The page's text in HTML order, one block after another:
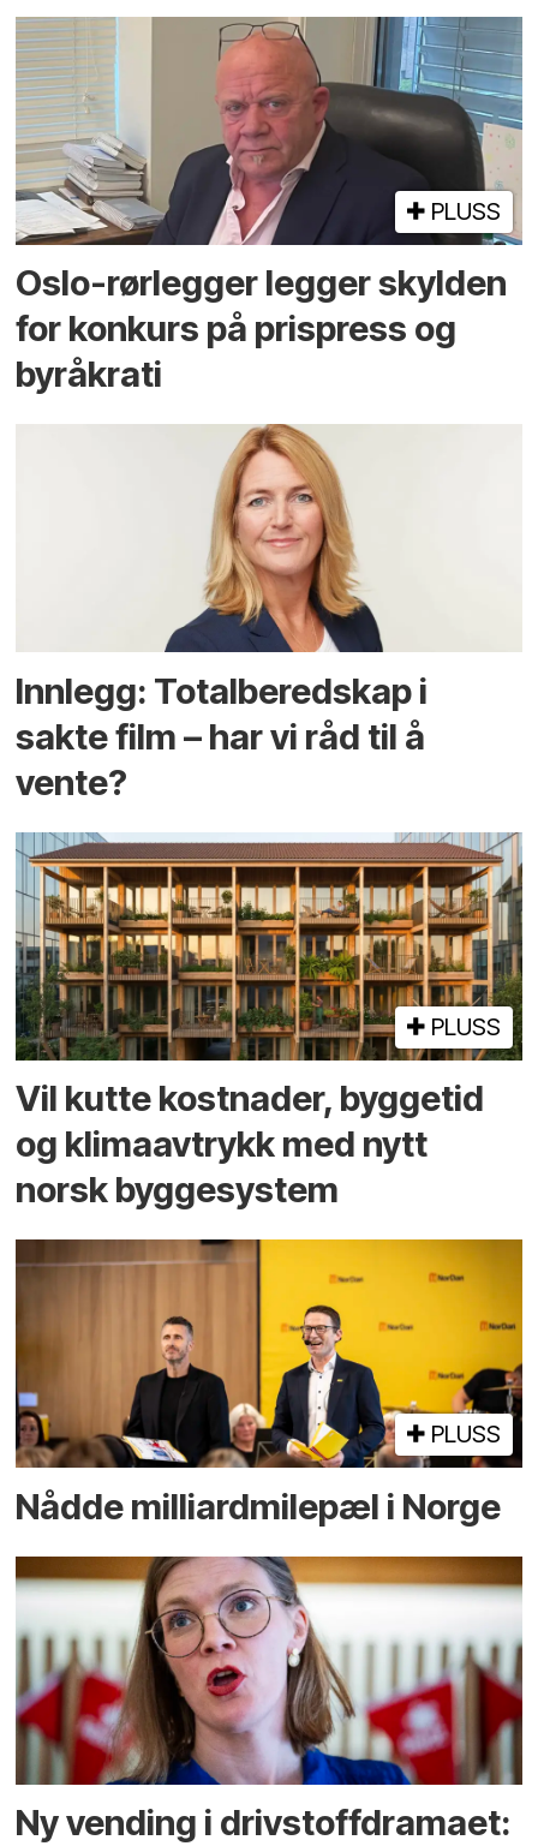
PLUSS
Oslo-rørlegger legger skylden
for konkurs på prispress og
byråkrati
Innlegg: Totalberedskap i
sakte film – har vi råd til å
vente?
PLUSS
Vil kutte kostnader, byggetid
og klima­avtrykk med nytt
norsk bygge­system
PLUSS
Nådde milliard­­milepæl i Norge
Ny vending i drivstoffdramaet: